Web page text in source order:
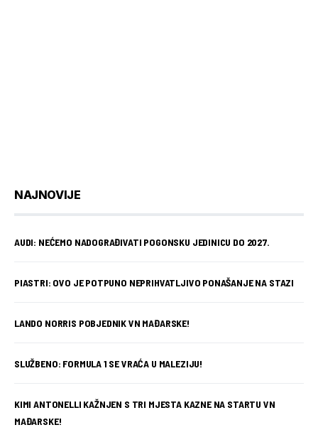
NAJNOVIJE
AUDI: NEĆEMO NADOGRAĐIVATI POGONSKU JEDINICU DO 2027.
PIASTRI: OVO JE POTPUNO NEPRIHVATLJIVO PONAŠANJE NA STAZI
LANDO NORRIS POBJEDNIK VN MAĐARSKE!
SLUŽBENO: FORMULA 1 SE VRAĆA U MALEZIJU!
KIMI ANTONELLI KAŽNJEN S TRI MJESTA KAZNE NA STARTU VN
MAĐARSKE!